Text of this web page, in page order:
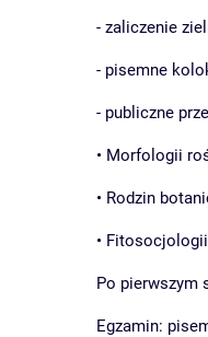
- zaliczenie
- pisemne
- publiczne
• Morfologii
• Rodzin
• Fitosocjologii
Po pierwszym
Egzamin: